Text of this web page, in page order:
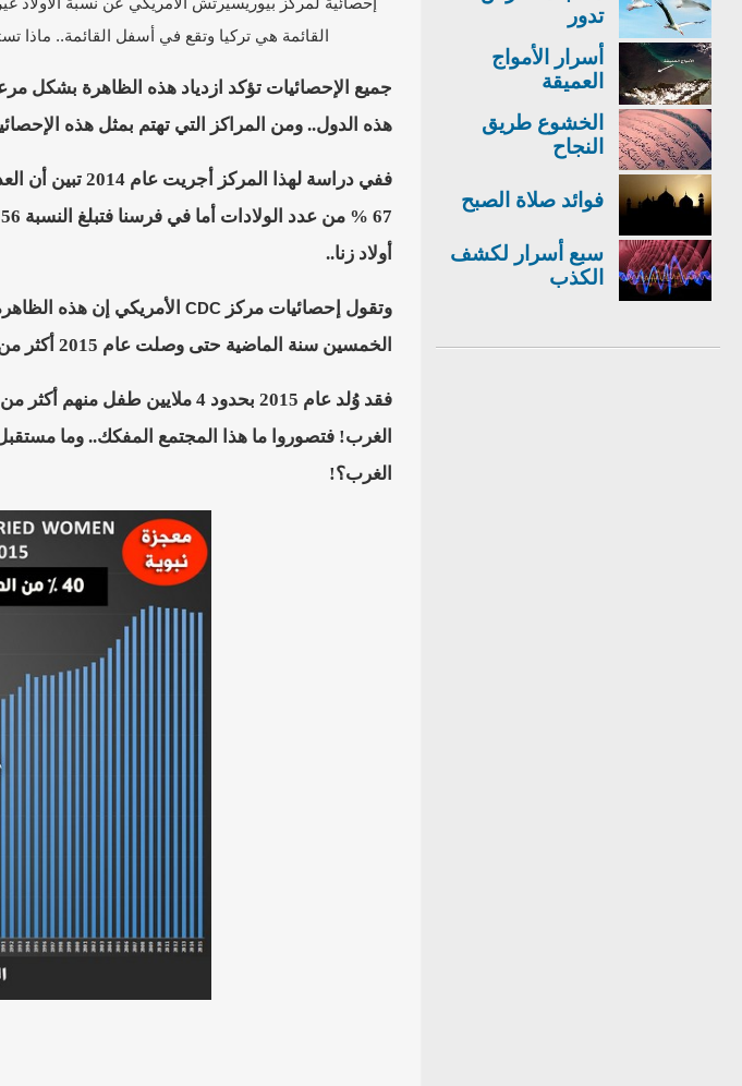
القائمة هي تركيا وتقع في أسفل القائمة.. ماذا
جميع الإحصائيات تؤكد ازدياد هذه الظاهرة بشكل
هذه الدول.. ومن المراكز التي تهتم بمثل هذه
ففي دراسة لهذا
أولاد زنا..
وتقول إحصائيات مركز CDC
الخمسين سنة الماضية حتى وصلت عام 2015 أكثر من 40 بالمئة..
الغرب! فتصوروا ما هذا المجتمع المفكك.. وما
الغرب؟!
تدور
أسرار الأمواج
العميقة
الخشوع طريق
النجاح
فوائد صلاة الصبح
سبع أسرار لكشف
الكذب